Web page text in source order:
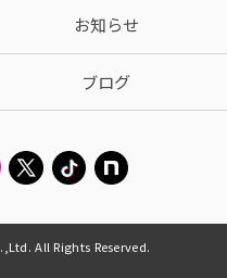
お知らせ
ブログ
All Rights Reserved.